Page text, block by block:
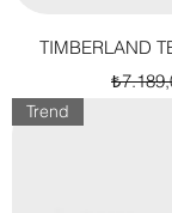
TIMBERLAND
Normal
Trend